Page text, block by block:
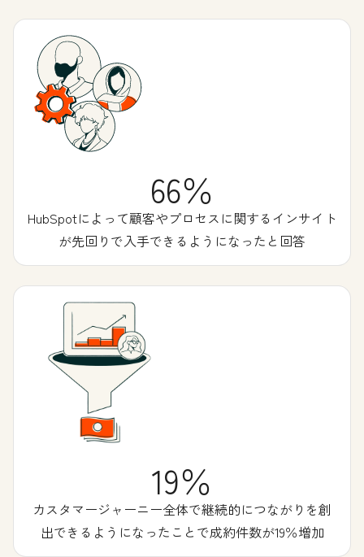
66％
HubSpotによって顧客やプロセスに関するインサイト
が先回りで入手できるようになったと回答
19％
カスタマージャーニー全体で継続的につながりを創
出できるようになったことで成約件数が19％増加